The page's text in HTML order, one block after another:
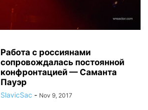
Работа с россиянами
сопровождалась постоянной
конфронтацией — Саманта
Пауэр
SlavicSac - Nov 9, 2017